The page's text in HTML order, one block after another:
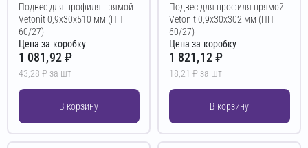
Подвес для профиля прямой
Vetonit 0,9х30х510 мм (ПП
60/27)
Цена за коробку
1 081,92 ₽
43,28 ₽ за шт
В корзину
Подвес для профиля прямой
Vetonit 0,9х30х302 мм (ПП
60/27)
Цена за коробку
1 821,12 ₽
18,21 ₽ за шт
В корзину